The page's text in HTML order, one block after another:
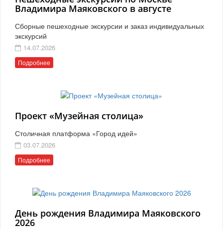
Владимира Маяковского в августе
Сборные пешеходные экскурсии и заказ индивидуальных
экскурсий
14.07.2026
Подробнее
Проект «Музейная столица»
Столичная платформа «Город идей»
03.07.2026
Подробнее
День рождения Владимира Маяковского
2026